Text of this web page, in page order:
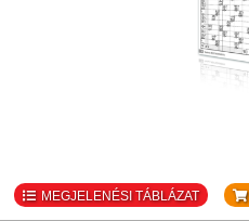
MEGJELENÉSI TÁBLÁZAT